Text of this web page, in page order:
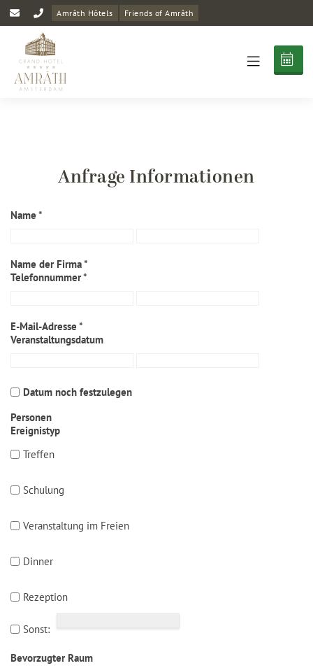
Amrâth Hôtels Friends of Amrâth
Anfrage Informationen
Name *
Name der Firma *
Telefonnummer *
E-Mail-Adresse *
Veranstaltungsdatum
Datum noch festzulegen
Personen
Ereignistyp
Treffen
Schulung
Veranstaltung im Freien
Dinner
Rezeption
Sonst:
Bevorzugter Raum